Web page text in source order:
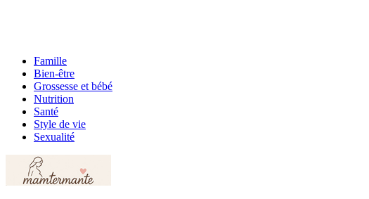
Famille
Bien-être
Grossesse et bébé
Nutrition
Santé
Style de vie
Sexualité